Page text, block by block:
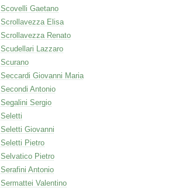
Scovelli Gaetano
Scrollavezza Elisa
Scrollavezza Renato
Scudellari Lazzaro
Scurano
Seccardi Giovanni Maria
Secondi Antonio
Segalini Sergio
Seletti
Seletti Giovanni
Seletti Pietro
Selvatico Pietro
Serafini Antonio
Sermattei Valentino